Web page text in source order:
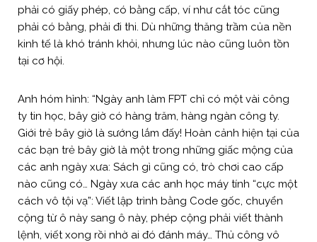
phải có giấy phép, có bằng cấp, ví như cắt tóc cũng
phải có bằng, phải đi thi. Dù những thăng trầm của nền
kinh tế là khó tránh khỏi, nhưng lúc nào cũng luôn tồn
tại cơ hội.
Anh hóm hỉnh: “Ngày anh làm FPT chỉ có một vài công
ty tin học, bây giờ có hàng trăm, hàng ngàn công ty.
Giới trẻ bây giờ là sướng lắm đấy! Hoàn cảnh hiện tại của
các bạn trẻ bây giờ là một trong những giấc mộng của
các anh ngày xưa: Sách gì cũng có, trò chơi cao cấp
nào cũng có… Ngày xưa các anh học máy tính “cực một
cách vô tội vạ”: Viết lập trình bằng Code gốc, chuyển
cộng từ ô này sang ô này, phép cộng phải viết thành
lệnh, viết xong rồi nhờ ai đó đánh máy… Thủ công vô